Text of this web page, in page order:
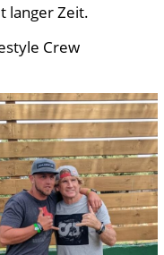
langer Zeit.
Crew